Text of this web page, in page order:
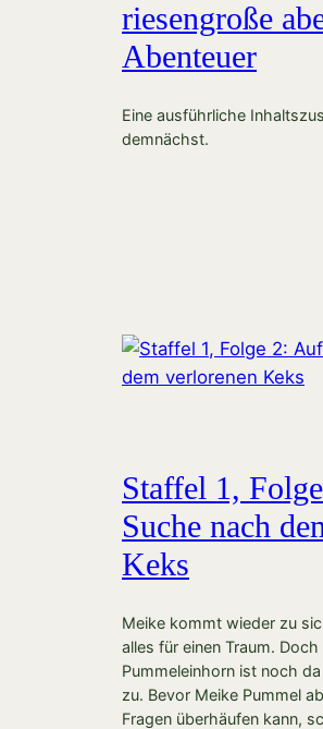
riesengroße
Abenteuer
Eine ausführliche
demnächst.
Staffel 1,
Suche nach
Keks
Meike kommt wieder zu
alles für einen Traum.
Pummeleinhorn ist noch
zu. Bevor Meike Pummel
Fragen überhäufen kann,